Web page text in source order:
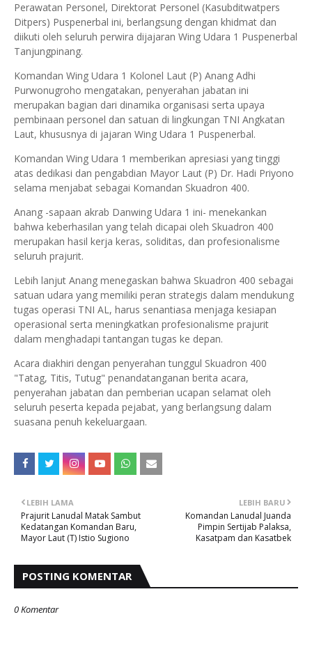
Perawatan Personel, Direktorat Personel (Kasubditwatpers
Ditpers) Puspenerbal ini, berlangsung dengan khidmat dan
diikuti oleh seluruh perwira dijajaran Wing Udara 1 Puspenerbal
Tanjungpinang.
Komandan Wing Udara 1 Kolonel Laut (P) Anang Adhi
Purwonugroho mengatakan, penyerahan jabatan ini
merupakan bagian dari dinamika organisasi serta upaya
pembinaan personel dan satuan di lingkungan TNI Angkatan
Laut, khususnya di jajaran Wing Udara 1 Puspenerbal.
Komandan Wing Udara 1 memberikan apresiasi yang tinggi
atas dedikasi dan pengabdian Mayor Laut (P) Dr. Hadi Priyono
selama menjabat sebagai Komandan Skuadron 400.
Anang -sapaan akrab Danwing Udara 1 ini- menekankan
bahwa keberhasilan yang telah dicapai oleh Skuadron 400
merupakan hasil kerja keras, soliditas, dan profesionalisme
seluruh prajurit.
Lebih lanjut Anang menegaskan bahwa Skuadron 400 sebagai
satuan udara yang memiliki peran strategis dalam mendukung
tugas operasi TNI AL, harus senantiasa menjaga kesiapan
operasional serta meningkatkan profesionalisme prajurit
dalam menghadapi tantangan tugas ke depan.
Acara diakhiri dengan penyerahan tunggul Skuadron 400
"Tatag, Titis, Tutug" penandatanganan berita acara,
penyerahan jabatan dan pemberian ucapan selamat oleh
seluruh peserta kepada pejabat, yang berlangsung dalam
suasana penuh kekeluargaan.
LEBIH BARU
Komandan Lanudal Juanda
Pimpin Sertijab Palaksa,
Kasatpam dan Kasatbek
LEBIH LAMA
Prajurit Lanudal Matak Sambut
Kedatangan Komandan Baru,
Mayor Laut (T) Istio Sugiono
POSTING KOMENTAR
0 Komentar